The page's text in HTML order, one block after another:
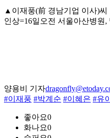
▲이재풍(前 경남기업 이사)씨
인상=16일오전 서울아산병원,
양용비 기자
#이재풍 #박계순 #이혜은 #유
좋아요0
화나요0